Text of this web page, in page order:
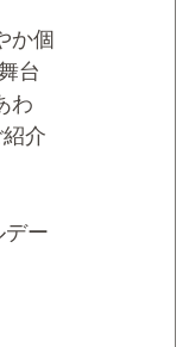
か個
台
わ
介
デー